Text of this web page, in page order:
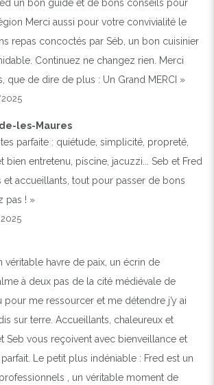
Next
un bon guide et de bons conseils pour
Merci aussi pour votre convivialité le
repas concoctés par Séb, un bon cuisinier
Continuez ne changez rien. Merci
que de dire de plus : Un Grand MERCI »
les-Maures
parfaite : quiétude, simplicité, propreté,
bien entretenu, piscine, jacuzzi... Seb et Fred
et accueillants, tout pour passer de bons
pas ! »
véritable havre de paix, un écrin de
à deux pas de la cité médiévale de
pour me ressourcer et me détendre j’y ai
sur terre. Accueillants, chaleureux et
Seb vous reçoivent avec bienveillance et
Le petit plus indéniable : Fred est un
, un véritable moment de